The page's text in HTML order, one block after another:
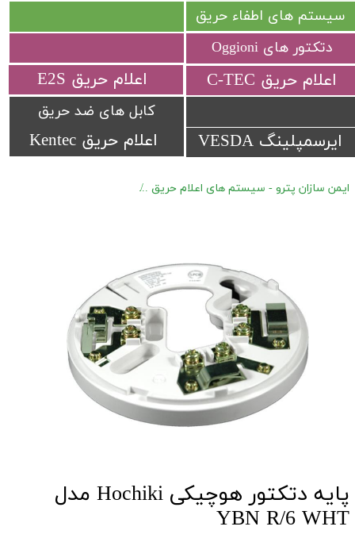
اعلام حریق Kentec
​اعلام حریق C-TEC​​​​​​​ ​اعلام حریق E2S
ایرسمپلینگ VESDA
سیستم های اطفاء حریق
کابل های ضد حریق
دتکتور های Oggioni
ایمن سازان پترو - سیستم های اعلام حریق
پایه دتکتور هوچیکی Hochiki مدل
YBN R/6 WHT